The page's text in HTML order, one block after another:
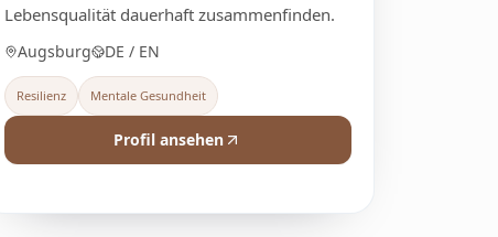
Lebensqualität dauerhaft zusammenfinden.
Augsburg DE / EN
Resilienz Mentale Gesundheit
Profil ansehen